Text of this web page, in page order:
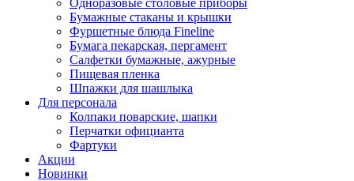
Одноразовые столовые приборы
Бумажные стаканы и крышки
Фуршетные блюда Fineline
Бумага пекарская, пергамент
Салфетки бумажные, ажурные
Пищевая пленка
Шпажки для шашлыка
Для персонала
Колпаки поварские, шапки
Перчатки официанта
Фартуки
Акции
Новинки